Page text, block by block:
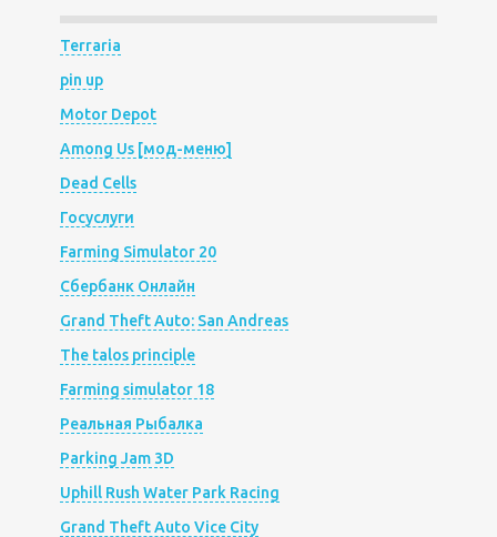
Terraria
pin up
Motor Depot
Among Us [мод-меню]
Dead Cells
Госуслуги
Farming Simulator 20
Сбербанк Онлайн
Grand Theft Auto: San Andreas
The talos principle
Farming simulator 18
Реальная Рыбалка
Parking Jam 3D
Uphill Rush Water Park Racing
Grand Theft Auto Vice City